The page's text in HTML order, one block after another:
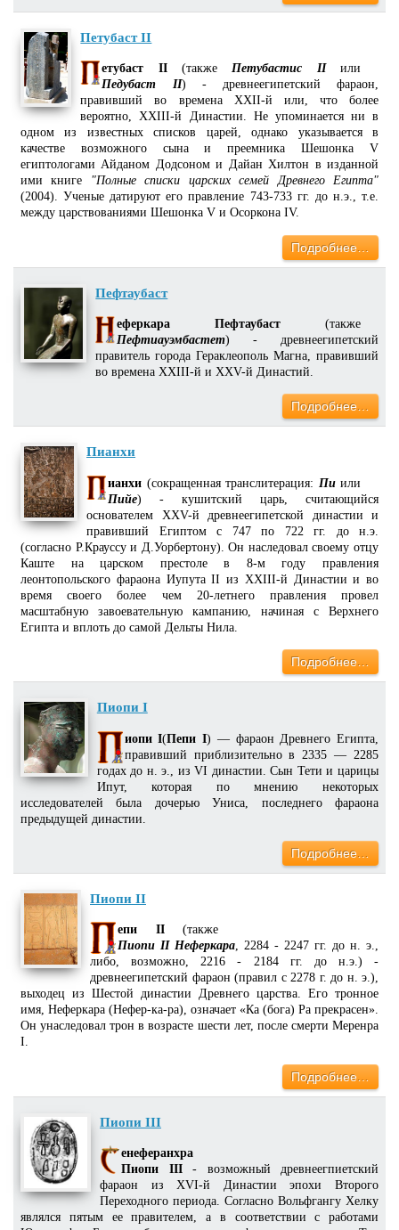
Петубаст II
етубаст II(такжеПетубастис IIили
Педубаст II) - древнеегипетский фараон,
правивший во времена XXII-й или, что более
вероятно, XXIII-й Династии. Не упоминается ни в
одном из известных списков царей, однако указывается в
качестве возможного сына и преемника Шешонка V
египтологами Айданом Додсоном и Дайан Хилтон в изданной
ими книге "Полные списки царских семей Древнего Египта"
(2004). Ученые датируют его правление 743-733 гг. до н.э., т.е.
между царствованиями Шешонка V и Осоркона IV.
Подробнее…
Пефтаубаст
еферкара Пефтаубаст (также
Пефтиауэмбастет) - древнеегипетский
правитель города Гераклеополь Магна, правивший
во времена XXIII-й и XXV-й Династий.
Подробнее…
Пианхи
ианхи (сокращенная транслитерация: Пиили
Пийе) - кушитский царь, считающийся
основателем XXV-й древнеегипетской династии и
правивший Египтом с 747 по 722 гг. до н.э.
(согласно Р.Крауссу и Д.Уорбертону). Он наследовал своему отцу
Каште на царском престоле в 8-м году правления
леонтопольского фараона Иупута II из XXIII-й Династии и во
время своего более чем 20-летнего правления провел
масштабную завоевательную кампанию, начиная с Верхнего
Египта и вплоть до самой Дельты Нила.
Подробнее…
Пиопи I
иопи I(Пепи I) — фараон Древнего Египта,
правивший приблизительно в 2335 — 2285
годах до н. э., из VI династии. Сын Тети и царицы
Ипут, которая по мнению некоторых
исследователей была дочерью Униса, последнего фараона
предыдущей династии.
Подробнее…
Пиопи II
епи II(также
Пиопи II Неферкара, 2284 - 2247 гг. до н. э.,
либо, возможно, 2216 - 2184 гг. до н.э.) -
древнеегипетский фараон (правил с 2278 г. до н. э.),
выходец из Шестой династии Древнего царства. Его тронное
имя, Неферкара (Нефер-ка-ра), означает «Ка (бога) Ра прекрасен».
Он унаследовал трон в возрасте шести лет, после смерти Меренра
I.
Подробнее…
Пиопи III
енеферанхра
Пиопи III- возможный древнеегпиетский
фараон из XVI-й Династии эпохи Второго
Переходного периода. Согласно Вольфгангу Хелку
являлся пятым ее правителем, а в соответствии с работами